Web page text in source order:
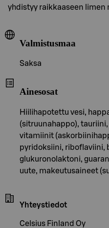
yhdistyy raikkaaseen limen
Valmistusmaa
Saksa
Ainesosat
Hiilihapotettu vesi,
(sitruunahappo),
vitamiinit
pyridoksiini, riboflaviini,
glukuronolaktoni,
uute, makeutusaineet
Yhteystiedot
Celsius Finland Oy